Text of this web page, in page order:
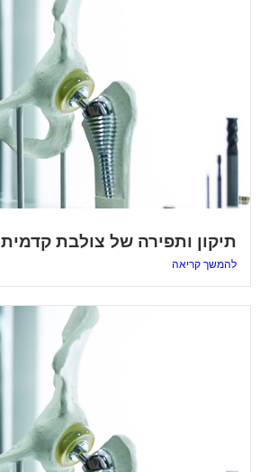
תיקון ותפירה של צולבת קדמית
להמשך קריאה